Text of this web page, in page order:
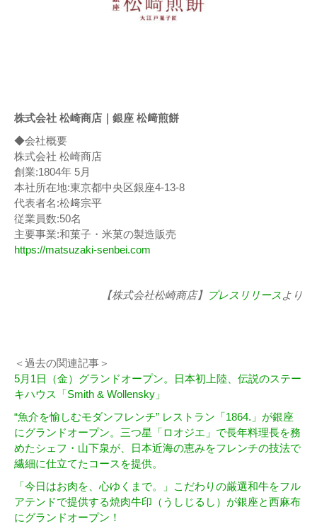
株式会社 松崎商店｜銀座 松﨑煎餅
◆会社概要
株式会社 松崎商店
創業:1804年 5月
本社所在地:東京都中央区銀座4-13-8
代表者名:松﨑宗平
従業員数:50名
主要事業:和菓子・米菓の製造販売
https://matsuzaki-senbei.com
【株式会社松崎商店】 プレスリリースより
＜過去の関連記事＞
5月1日（金）グランドオープン。日本初上陸、伝説のステー
キハウス「Smith & Wollensky」
“魚介を愉しむモダンフレンチ” レストラン「1864.」が銀座
にグランドオープン。三つ星「ロオジエ」で長年料理長を務
めたシェフ・山下泉が、日本近海の恵みをフレンチの技法で
繊細に仕立てたコースを提供。
「今日はお肉を、心ゆくまで。」こだわりの厳選和牛をフル
アテンドで提供する焼肉牛印（うしじるし）が銀座と西麻布
にグランドオープン！